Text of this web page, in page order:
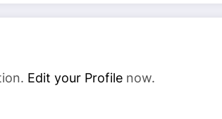
Edit your Profile now.